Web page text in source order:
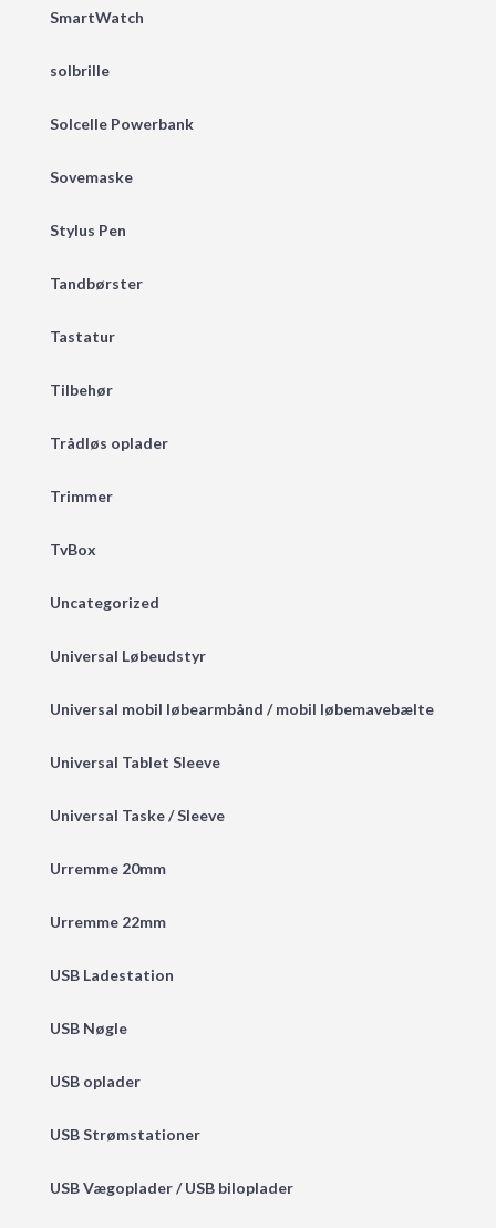
SmartWatch
solbrille
Solcelle Powerbank
Sovemaske
Stylus Pen
Tandbørster
Tastatur
Tilbehør
Trådløs oplader
Trimmer
TvBox
Uncategorized
Universal Løbeudstyr
Universal mobil løbearmbånd / mobil løbemavebælte
Universal Tablet Sleeve
Universal Taske / Sleeve
Urremme 20mm
Urremme 22mm
USB Ladestation
USB Nøgle
USB oplader
USB Strømstationer
USB Vægoplader / USB biloplader